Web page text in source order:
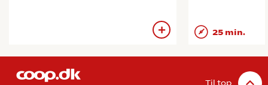
25 min.
Til top